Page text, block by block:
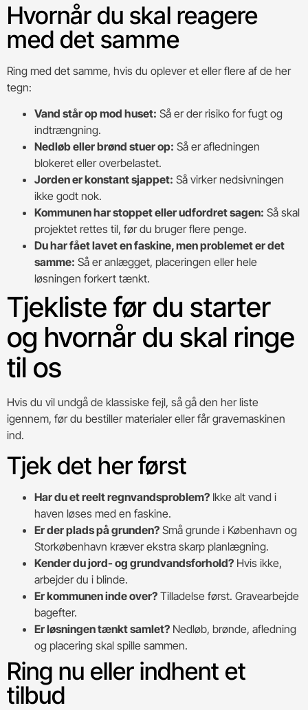
Hvornår du skal reagere
med det samme
Ring med det samme, hvis du oplever et eller flere af de her
tegn:
Vand står op mod huset: Så er der risiko for fugt og
indtrængning.
Nedløb eller brønd stuer op: Så er afledningen
blokeret eller overbelastet.
Jorden er konstant sjappet: Så virker nedsivningen
ikke godt nok.
Kommunen har stoppet eller udfordret sagen: Så skal
projektet rettes til, før du bruger flere penge.
Du har fået lavet en faskine, men problemet er det
samme: Så er anlægget, placeringen eller hele
løsningen forkert tænkt.
Tjekliste før du starter
og hvornår du skal ringe
til os
Hvis du vil undgå de klassiske fejl, så gå den her liste
igennem, før du bestiller materialer eller får gravemaskinen
ind.
Tjek det her først
Har du et reelt regnvandsproblem? Ikke alt vand i
haven løses med en faskine.
Er der plads på grunden? Små grunde i København og
Storkøbenhavn kræver ekstra skarp planlægning.
Kender du jord- og grundvandsforhold? Hvis ikke,
arbejder du i blinde.
Er kommunen inde over? Tilladelse først. Gravearbejde
bagefter.
Er løsningen tænkt samlet? Nedløb, brønde, afledning
og placering skal spille sammen.
Ring nu eller indhent et
tilbud